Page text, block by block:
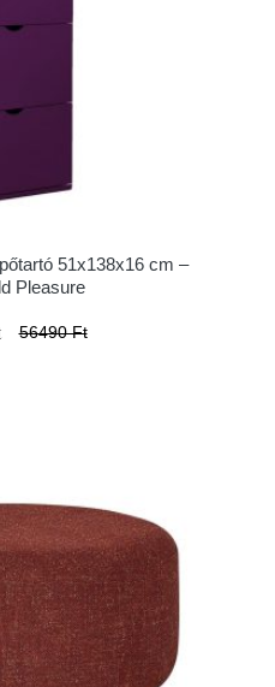
51x138x16 cm –
Pleasure
56490 Ft